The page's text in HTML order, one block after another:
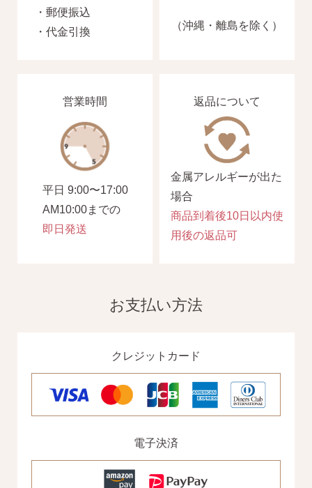
・郵便振込
・代金引換
（沖縄・離島を除く）
営業時間
平日 9:00〜17:00
AM10:00までの
即日発送
返品について
金属アレルギーが出た
場合
商品到着後10日以内使
用後の返品可
お支払い方法
クレジットカード
電子決済